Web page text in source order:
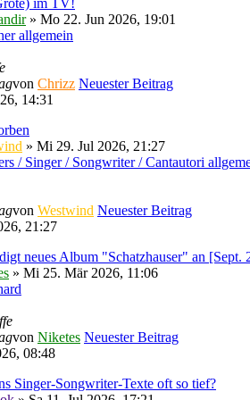
im TV!
» Mo 22. Jun 2026, 19:01
allgemein
von Chrizz Neuester Beitrag
14:31
» Mi 29. Jul 2026, 21:27
/ Singer / Songwriter / Cantautori
von Westwind Neuester Beitrag
21:27
neues Album "Schatzhauser" an [Sept.
» Mi 25. Mär 2026, 11:06
von Niketes Neuester Beitrag
08:48
Singer-Songwriter-Texte oft so tief?